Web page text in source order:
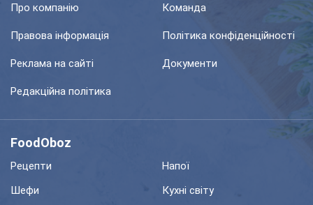
Про компанію Команда
Правова інформація Політика конфіденційності
Реклама на сайті Документи
Редакційна політика
FoodOboz
Рецепти
Напої
Шефи
Кухні світу